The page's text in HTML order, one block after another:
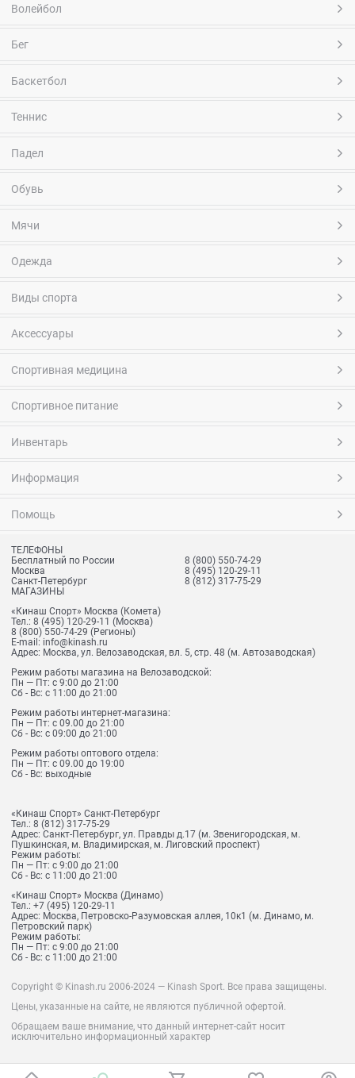
Волейбол
Бег
Баскетбол
Теннис
Падел
Обувь
Мячи
Одежда
Виды спорта
Аксессуары
Спортивная медицина
Спортивное питание
Инвентарь
Информация
Помощь
ТЕЛЕФОНЫ
Бесплатный по России
8 (800) 550-74-29
Москва
8 (495) 120-29-11
Санкт-Петербург
8 (812) 317-75-29
МАГАЗИНЫ
«Кинаш Спорт» Москва (Комета)
Тел.: 8 (495) 120-29-11 (Москва)
8 (800) 550-74-29 (Регионы)
E-mail: info@kinash.ru
Адрес: Москва, ул. Велозаводская, вл. 5, стр. 48 (м. Автозаводская)
Режим работы магазина на Велозаводской:
Пн — Пт: с 9:00 до 21:00
Сб - Вс: с 11:00 до 21:00
Режим работы интернет-магазина:
Пн — Пт: с 09.00 до 21:00
Сб - Вс: с 09:00 до 21:00
Режим работы оптового отдела:
Пн — Пт: с 09.00 до 19:00
Сб - Вс: выходные
«Кинаш Спорт» Санкт-Петербург
Тел.: 8 (812) 317-75-29
Адрес: Санкт-Петербург, ул. Правды д.17 (м. Звенигородская, м.
Пушкинская, м. Владимирская, м. Лиговский проспект)
Режим работы:
Пн — Пт: с 9:00 до 21:00
Сб - Вс: с 11:00 до 21:00
«Кинаш Спорт» Москва (Динамо)
Тел.: +7 (495) 120-29-11
Адрес: Москва, Петровско-Разумовская аллея, 10к1 (м. Динамо, м.
Петровский парк)
Режим работы:
Пн — Пт: с 9:00 до 21:00
Сб - Вс: с 11:00 до 21:00
Copyright © Kinash.ru 2006-2024 — Kinash Sport. Все права защищены.
Цены, указанные на сайте, не являются публичной офертой.
Обращаем ваше внимание, что данный интернет-сайт носит
исключительно информационный характер